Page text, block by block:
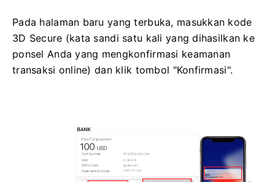
Pada halaman baru yang terbuka, masukkan kode
3D Secure (kata sandi satu kali yang dihasilkan ke
ponsel Anda yang mengkonfirmasi keamanan
transaksi online) dan klik tombol "Konfirmasi".